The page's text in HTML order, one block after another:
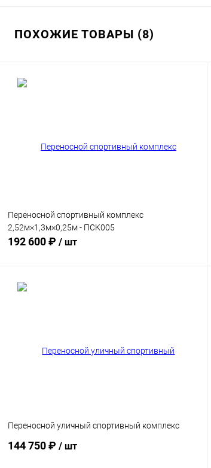
ПОХОЖИЕ ТОВАРЫ (8)
Переносной спортивный комплекс
2,52м×1,3м×0,25м - ПСК005
192 600 ₽ / шт
Переносной уличный спортивный комплекс
144 750 ₽ / шт